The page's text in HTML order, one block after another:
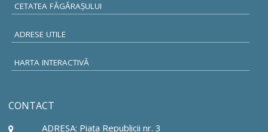
CETATEA FĂGĂRAŞULUI
ADRESE UTILE
HARTA INTERACTIVĂ
CONTACT
ADRESA: Piaţa Republicii nr. 3